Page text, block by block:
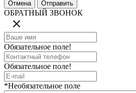
ОБРАТНЫЙ ЗВОНОК
Обязательное поле!
Обязательное поле!
*Необязательное поле